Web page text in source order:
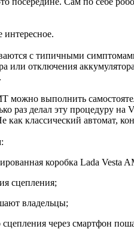
интересное.
с типичными
или отключения
можно выполнить
раз делал эту процедуру
как классический автомат,
коробка Lada Vesta
сцепления;
владельцы;
сцепления через смартфон